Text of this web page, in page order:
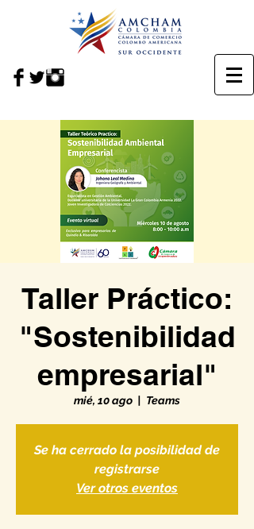
Taller Práctico:
"Sostenibilidad
empresarial"
mié, 10 ago
  |
Teams
Se ha cerrado la posibilidad de
registrarse
Ver otros eventos